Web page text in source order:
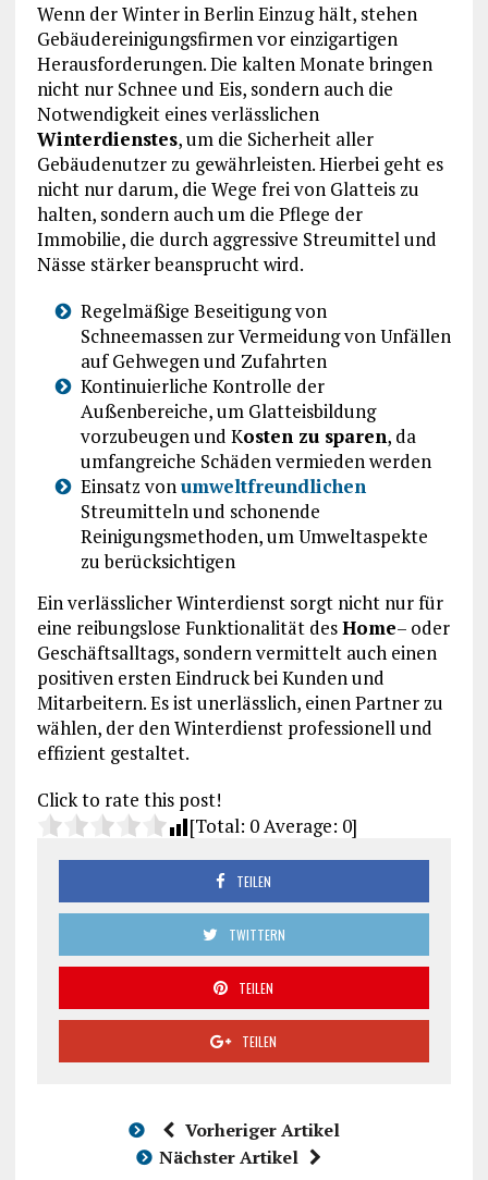
Wenn der Winter in Berlin Einzug hält, stehen
Gebäudereinigungsfirmen vor einzigartigen
Herausforderungen. Die kalten Monate bringen
nicht nur Schnee und Eis, sondern auch die
Notwendigkeit eines verlässlichen
Winterdienstes, um die Sicherheit aller
Gebäudenutzer zu gewährleisten. Hierbei geht es
nicht nur darum, die Wege frei von Glatteis zu
halten, sondern auch um die Pflege der
Immobilie, die durch aggressive Streumittel und
Nässe stärker beansprucht wird.
Regelmäßige Beseitigung von
Schneemassen zur Vermeidung von Unfällen
auf Gehwegen und Zufahrten
Kontinuierliche Kontrolle der
Außenbereiche, um Glatteisbildung
vorzubeugen und Kosten zu sparen, da
umfangreiche Schäden vermieden werden
Einsatz vonumweltfreundlichen
Streumitteln und schonende
Reinigungsmethoden, um Umweltaspekte
zu berücksichtigen
Ein verlässlicher Winterdienst sorgt nicht nur für
eine reibungslose Funktionalität desHome– oder
Geschäftsalltags, sondern vermittelt auch einen
positiven ersten Eindruck bei Kunden und
Mitarbeitern. Es ist unerlässlich, einen Partner zu
wählen, der den Winterdienst professionell und
effizient gestaltet.
Click to rate this post!
[Total: 0Average: 0]
TEILEN
TWITTERN
TEILEN
TEILEN
Vorheriger Artikel
Nächster Artikel